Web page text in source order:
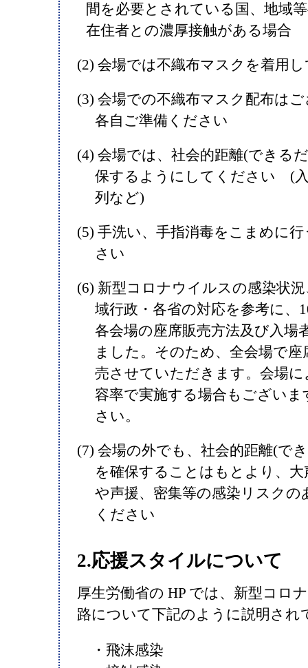
間を必要とされている国、地域
在住者との濃厚接触がある場合
(2) 会場では不織布マスクを着用
(3) 会場での不織布マスク配布は
各自ご準備ください
(4) 会場では、社会的距離(できる
保するようにしてください (
列など)
(5) 手洗い、手指消毒をこまめに
さい
(6) 新型コロナウイルスの感染状
域行政・各省の対応を参考に、
各会場の座席販売方法及び入場
ました。そのため、全会場で
売させていただきます。会場
容率で実施する場合もござい
さい。
(7) 会場の外でも、社会的距離(で
を確保することはもとより、
や声援、密集等の感染リスクの
ください
2.応援スタイルについて
厚生労働省の HP では、新型コロ
路について下記のように説明され
・飛沫感染